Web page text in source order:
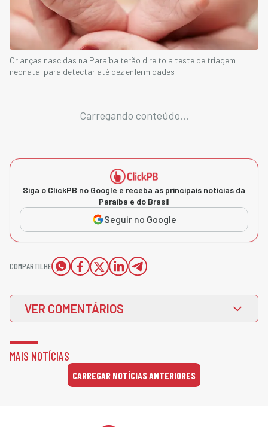
Crianças nascidas na Paraíba terão direito a teste de triagem
neonatal para detectar até dez enfermidades
Carregando conteúdo...
Siga o ClickPB no Google e receba as principais notícias da
Paraíba e do Brasil
Seguir no Google
COMPARTILHE
VER COMENTÁRIOS
MAIS NOTÍCIAS
CARREGAR NOTÍCIAS ANTERIORES